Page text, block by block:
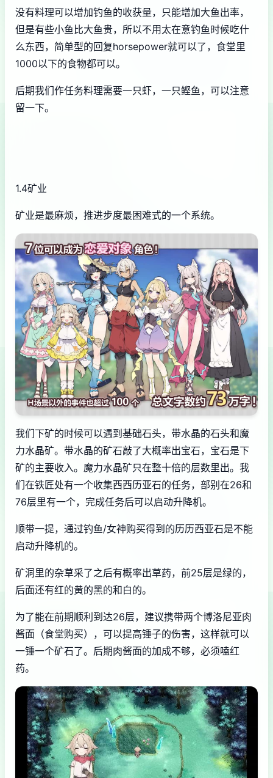
没有料理可以增加钓鱼的收获量，只能增加大鱼出率，
但是有些小鱼比大鱼贵，所以不用太在意钓鱼时候吃什
么东西，简单型的回复horsepower就可以了，食堂里
1000以下的食物都可以。
后期我们作任务料理需要一只虾，一只鲣鱼，可以注意
留一下。
1.4矿业
矿业是最麻烦，推进步度最困难式的一个系统。
我们下矿的时候可以遇到基础石头，带水晶的石头和魔
力水晶矿。带水晶的矿石敲了大概率出宝石，宝石是下
矿的主要收入。魔力水晶矿只在整十倍的层数里出。我
们在铁匠处有一个收集西西历亚石的任务，部别在26和
76层里有一个，完成任务后可以启动升降机。
顺带一提，通过钓鱼/女神购买得到的历历西亚石是不能
启动升降机的。
矿洞里的杂草采了之后有概率出草药，前25层是绿的，
后面还有红的黄的黑的和白的。
为了能在前期顺利到达26层，建议携带两个博洛尼亚肉
酱面（食堂购买），可以提高锤子的伤害，这样就可以
一锤一个矿石了。后期肉酱面的加成不够，必须嗑红
药。